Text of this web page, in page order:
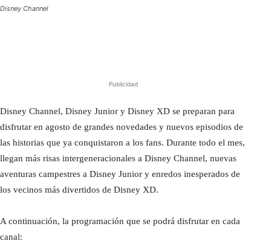
Disney Channel
Publicidad
Disney Channel, Disney Junior y Disney XD se preparan para
disfrutar en agosto de grandes novedades y nuevos episodios de
las historias que ya conquistaron a los fans. Durante todo el mes,
llegan más risas intergeneracionales a Disney Channel, nuevas
aventuras campestres a Disney Junior y enredos inesperados de
los vecinos más divertidos de Disney XD.
A continuación, la programación que se podrá disfrutar en cada
canal: